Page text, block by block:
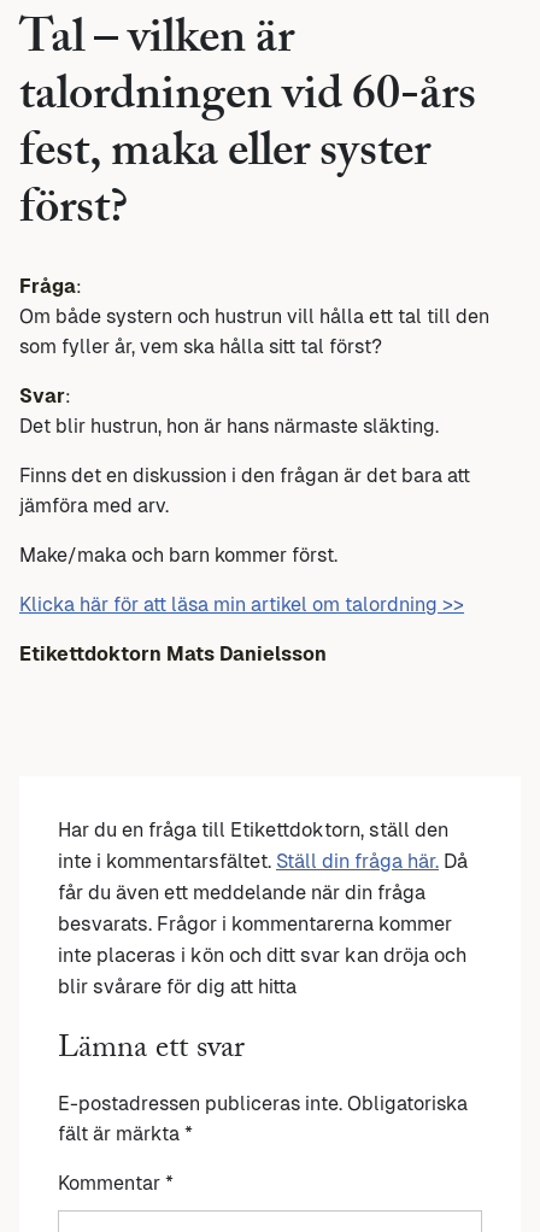
Tal – vilken är
talordningen vid 60-års
fest, maka eller syster
först?
Fråga:
Om både systern och hustrun vill hålla ett tal till den
som fyller år, vem ska hålla sitt tal först?
Svar:
Det blir hustrun, hon är hans närmaste släkting.
Finns det en diskussion i den frågan är det bara att
jämföra med arv.
Make/maka och barn kommer först.
Klicka här för att läsa min artikel om talordning >>
Etikettdoktorn Mats Danielsson
Har du en fråga till Etikettdoktorn, ställ den
inte i kommentarsfältet. Ställ din fråga här. Då
får du även ett meddelande när din fråga
besvarats. Frågor i kommentarerna kommer
inte placeras i kön och ditt svar kan dröja och
blir svårare för dig att hitta
Lämna ett svar
E-postadressen publiceras inte. Obligatoriska
fält är märkta *
Kommentar *